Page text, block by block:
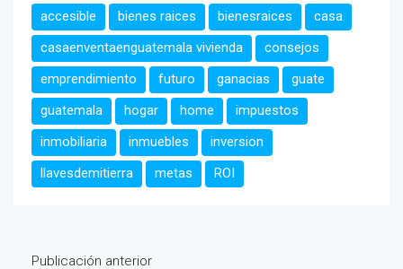
accesible bienes raices bienesraices
casa
casaenventaenguatemala vivienda
consejos
emprendimiento
futuro ganacias
guate
guatemala
hogar home
impuestos
inmobiliaria
inmuebles
inversion
llavesdemitierra
metas ROI
Publicación anterior